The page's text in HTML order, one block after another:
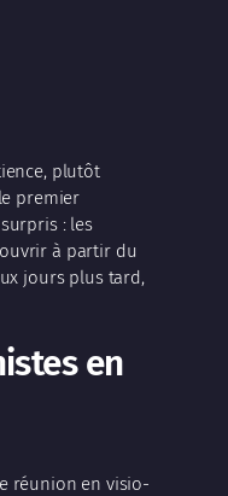
plutôt
premier
: les
à partir du
jours plus tard,
en
réunion en visio-